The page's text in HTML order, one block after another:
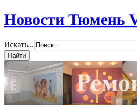
Новости Тюмень
Искать...